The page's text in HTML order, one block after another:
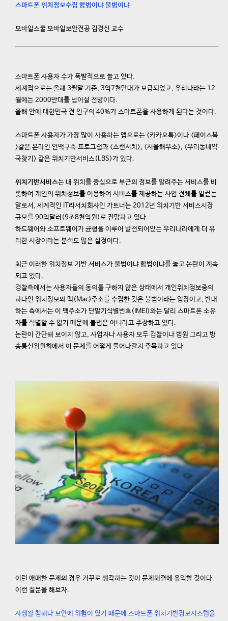
스마트폰 위치정보수집 합법이냐 불법이냐
모바일스쿨 모바일보안전공 김경신 교수
스마트폰 사용자 수가 폭발적으로 늘고 있다.
세계적으로는 올해 3월말 기준, 3억7천만대가 보급되었고, 우리나라는 12
월에는 2000만대를 넘어설 전망이다.
올해 안에 대한민국 전 인구의 40%가 스마트폰을 사용하게 된다는 것이다.
스마트폰 사용자가 가장 많이 사용하는 앱으로는 <카카오톡>이나 <페이스북
>같은 온라인 인맥구축 프로그램과 <스캔서치>, <서울해우소>, <우리동네약
국찾기> 같은 위치기반서비스(LBS)가 있다.
위치기반서비스는 내 위치를 중심으로 부근의 정보를 알려주는 서비스를 비
롯하여 개인의 위치정보를 이용하여 서비스를 제공하는 사업 전체를 일컫는
말로서, 세계적인 IT리서치회사인 가트너는 2012년 위치기반 서비스시장
규모를 90억달러(9조8천억원)로 전망하고 있다.
하드웨어와 소프트웨어가 균형을 이루어 발전되어있는 우리나라에게 더 유
리한 시장이라는 분석도 많은 실정이다.
최근 이러한 위치정보 기반 서비스가 불법이냐 합법이냐를 놓고 논란이 계속
되고 있다.
경찰측에서는 사용자들의 동의를 구하지 않은 상태에서 개인위치정보중의
하나인 위치정보와 맥(Mac)주소를 수집한 것은 불법이라는 입장이고, 반대
하는 측에서는 이 맥주소가 단말기식별번호(IMEI)와는 달리 스마트폰 소유
자를 식별할 수 없기 때문에 불법은 아니라고 주장하고 있다.
논란이 간단해 보이지 않고, 사업자나 사용자 모두 검찰이나 법원 그리고 방
송통신위원회에서 이 문제를 어떻게 풀어나갈지 주목하고 있다.
이런 애매한 문제의 경우 거꾸로 생각하는 것이 문제해결에 유익할 것이다.
이런 질문을 해보자.
사생활 침해나 보안에 위험이 있기 때문에 스마트폰 위치기반정보시스템을